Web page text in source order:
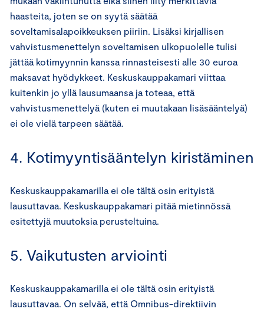
haasteita, joten se on syytä säätää
soveltamisalapoikkeuksen piiriin. Lisäksi kirjallisen
vahvistusmenettelyn soveltamisen ulkopuolelle tulisi
jättää kotimyynnin kanssa rinnasteisesti alle 30 euroa
maksavat hyödykkeet. Keskuskauppakamari viittaa
kuitenkin jo yllä lausumaansa ja toteaa, että
vahvistusmenettelyä (kuten ei muutakaan lisäsääntelyä)
ei ole vielä tarpeen säätää.
4. Kotimyyntisääntelyn kiristäminen
Keskuskauppakamarilla ei ole tältä osin erityistä
lausuttavaa. Keskuskauppakamari pitää mietinnössä
esitettyjä muutoksia perusteltuina.
5. Vaikutusten arviointi
Keskuskauppakamarilla ei ole tältä osin erityistä
lausuttavaa. On selvää, että Omnibus-direktiivin